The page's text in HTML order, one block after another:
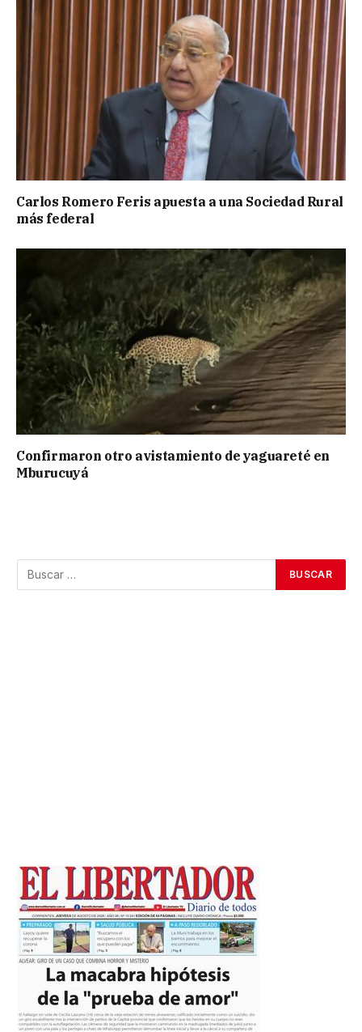
Carlos Romero Feris apuesta a una Sociedad Rural
más federal
Confirmaron otro avistamiento de yaguareté en
Mburucuyá